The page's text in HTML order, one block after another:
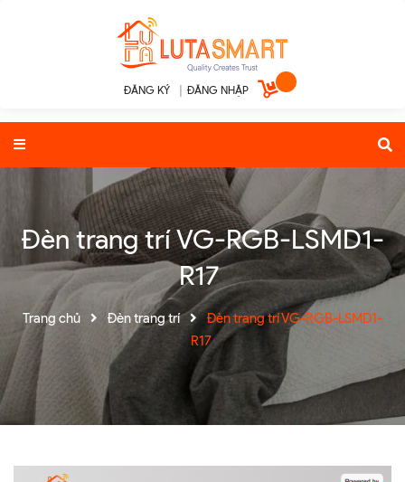
ĐĂNG KÝ ĐĂNG NHẬP
Đèn trang trí VG-RGB-LSMD1-
R17
Trang chủ Đèn trang trí
Đèn trang trí VG-RGB-LSMD1-
R17